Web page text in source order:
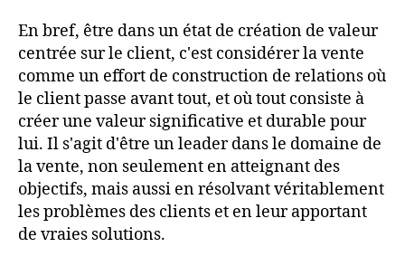
En bref, être dans un état de création de valeur
centrée sur le client, c'est considérer la vente
comme un effort de construction de relations où
le client passe avant tout, et où tout consiste à
créer une valeur significative et durable pour
lui. Il s'agit d'être un leader dans le domaine de
la vente, non seulement en atteignant des
objectifs, mais aussi en résolvant véritablement
les problèmes des clients et en leur apportant
de vraies solutions.